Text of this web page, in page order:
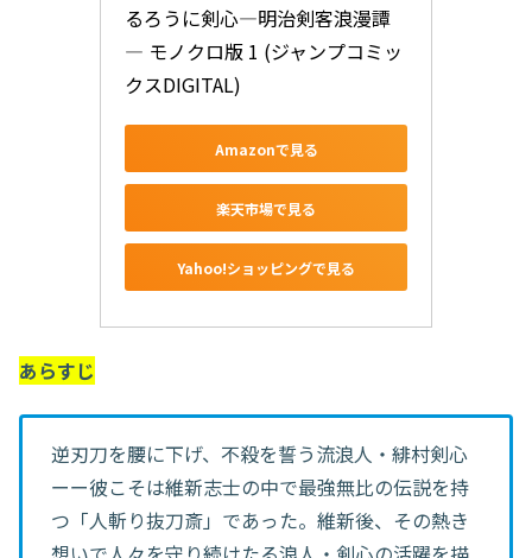
るろうに剣心―明治剣客浪漫譚
― モノクロ版 1 (ジャンプコミッ
クスDIGITAL)
Amazonで見る
楽天市場で見る
Yahoo!ショッピングで見る
あらすじ
逆刃刀を腰に下げ、不殺を誓う流浪人・緋村剣心
ーー彼こそは維新志士の中で最強無比の伝説を持
つ「人斬り抜刀斎」であった。維新後、その熱き